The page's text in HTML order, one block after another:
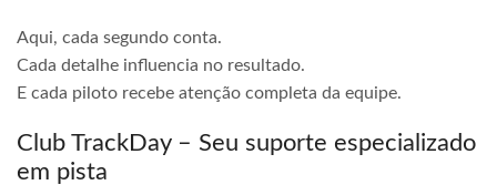
Aqui, cada segundo conta.
Cada detalhe influencia no resultado.
E cada piloto recebe atenção completa da equipe.
Club TrackDay – Seu suporte especializado
em pista